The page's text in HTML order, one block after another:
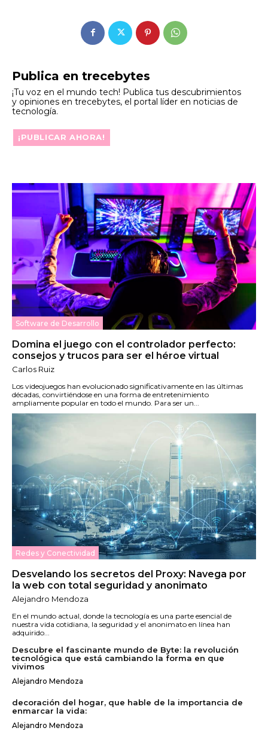
Publica en trecebytes
¡Tu voz en el mundo tech! Publica tus descubrimientos
y opiniones en trecebytes, el portal líder en noticias de
tecnología.
¡PUBLICAR AHORA!
Software de Desarrollo
Domina el juego con el controlador perfecto:
consejos y trucos para ser el héroe virtual
Carlos Ruiz
Los videojuegos han evolucionado significativamente en las últimas
décadas, convirtiéndose en una forma de entretenimiento
ampliamente popular en todo el mundo. Para ser un...
Redes y Conectividad
Desvelando los secretos del Proxy: Navega por
la web con total seguridad y anonimato
Alejandro Mendoza
En el mundo actual, donde la tecnología es una parte esencial de
nuestra vida cotidiana, la seguridad y el anonimato en línea han
adquirido...
Descubre el fascinante mundo de Byte: la revolución
tecnológica que está cambiando la forma en que
vivimos
Alejandro Mendoza
decoración del hogar, que hable de la importancia de
enmarcar la vida:
Alejandro Mendoza